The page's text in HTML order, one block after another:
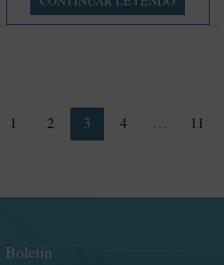
la
la
Generación
1 2 3 4 … 11
Boletín